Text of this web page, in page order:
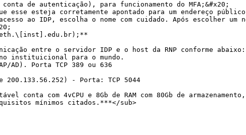
de autenticação), para funcionamento do MFA;&#x20;
esse esteja corretamente apontado para um endereço
ao IDP, escolha o nome com cuidado. Após escolher
conta com 4vCPU e 8Gb de RAM com 80Gb de
mínimos citados.***</sub>